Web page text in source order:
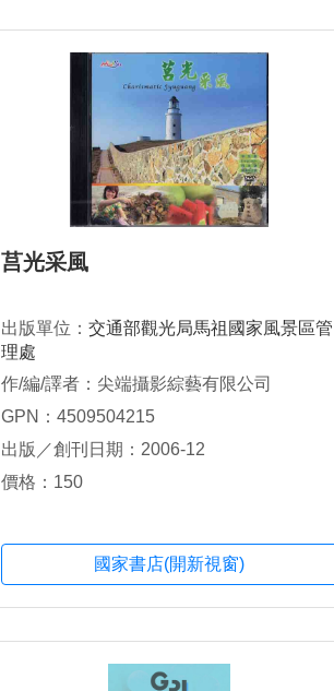
莒光采風
出版單位： 交通部觀光局馬祖國家風景區管
理處
作/編/譯者：尖端攝影綜藝有限公司
GPN：4509504215
出版／創刊日期：2006-12
價格：150
國家書店(開新視窗)